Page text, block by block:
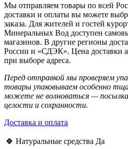
Мы отправляем товары по всей
доставки и оплаты вы можете
заказа. Для жителей и гостей
Минеральных Вод доступен
магазинов. В другие регионы
России и «СДЭК». Цена доставки
при выборе адреса.
Перед отправкой мы проверяем
товары упаковываем особенно
можете не волноваться —
целости и сохранности.
Доставка и оплата
🍀 Натуральные средства Да